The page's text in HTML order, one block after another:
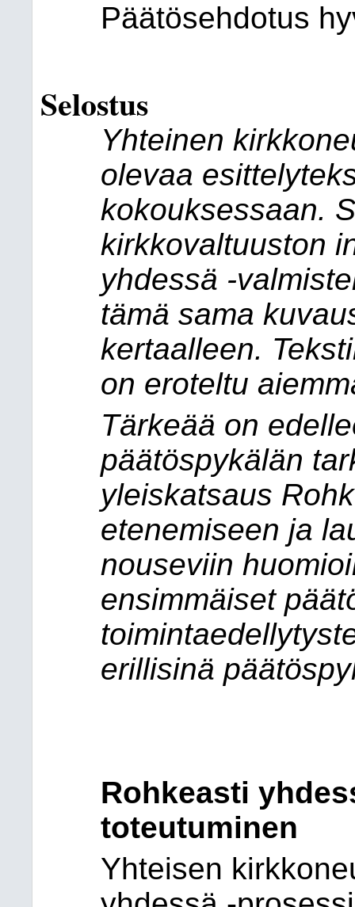
Päätösehdotus
Selostus
Yhteinen
olevaa
kokouksessaan.
kirkkovaltuuston
yhdessä -
tämä sama
kertaalleen.
on eroteltu
Tärkeää on
päätöspykälän
yleiskatsaus
etenemiseen ja
nouseviin
ensimmäiset
erillisinä
Rohkeasti
toteutuminen
Yhteisen